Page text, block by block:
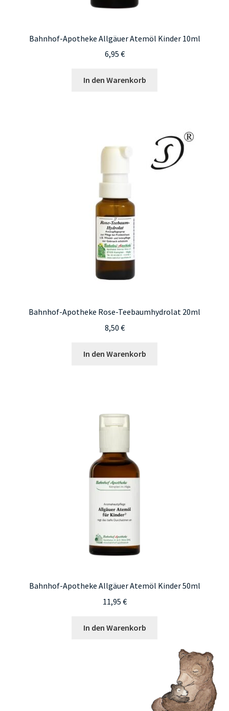
Bahnhof-Apotheke Allgäuer Atemöl Kinder 10ml
6,95 €
In den Warenkorb
Bahnhof-Apotheke Rose-Teebaumhydrolat 20ml
8,50 €
In den Warenkorb
Bahnhof-Apotheke Allgäuer Atemöl Kinder 50ml
11,95 €
In den Warenkorb